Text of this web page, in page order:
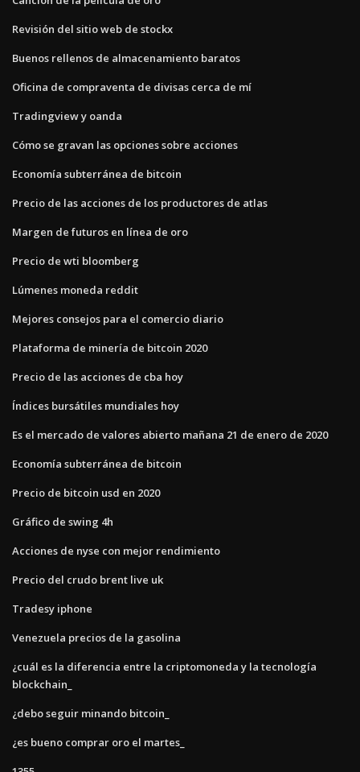
Revisión del sitio web de stockx
Buenos rellenos de almacenamiento baratos
Oficina de compraventa de divisas cerca de mí
Tradingview y oanda
Cómo se gravan las opciones sobre acciones
Economía subterránea de bitcoin
Precio de las acciones de los productores de atlas
Margen de futuros en línea de oro
Precio de wti bloomberg
Lúmenes moneda reddit
Mejores consejos para el comercio diario
Plataforma de minería de bitcoin 2020
Precio de las acciones de cba hoy
Índices bursátiles mundiales hoy
Es el mercado de valores abierto mañana 21 de enero de 2020
Economía subterránea de bitcoin
Precio de bitcoin usd en 2020
Gráfico de swing 4h
Acciones de nyse con mejor rendimiento
Precio del crudo brent live uk
Tradesy iphone
Venezuela precios de la gasolina
¿cuál es la diferencia entre la criptomoneda y la tecnología
blockchain_
¿debo seguir minando bitcoin_
¿es bueno comprar oro el martes_